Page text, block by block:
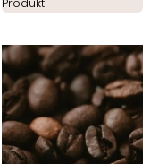
Produkti